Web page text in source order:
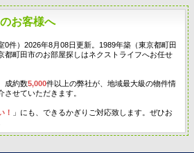
お客様へ
0件）2026年8月08日更新。1989年築（東京都町田
都町田市のお部屋探しはネクストライフへお任せ
成約数5,000件以上の弊社が、地域最大級の物件情
せていただきます。
！
」にも、できるかぎりご対応致します。ぜひお